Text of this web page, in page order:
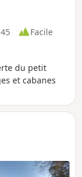
Facile
du petit
et cabanes